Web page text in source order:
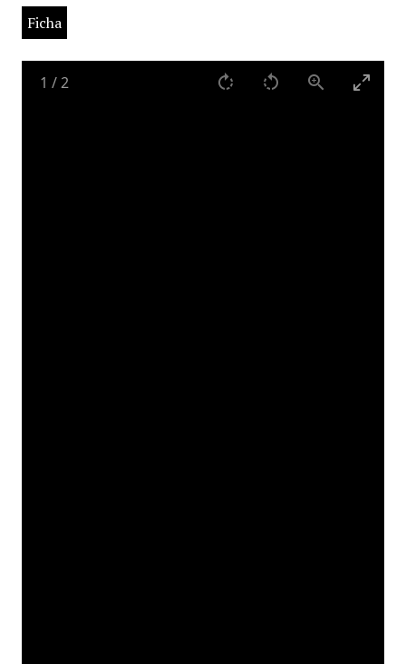
Ficha
1 /2